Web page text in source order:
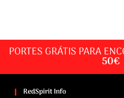
PORTES GRÁTIS PARA
50€
RedSpirit Info